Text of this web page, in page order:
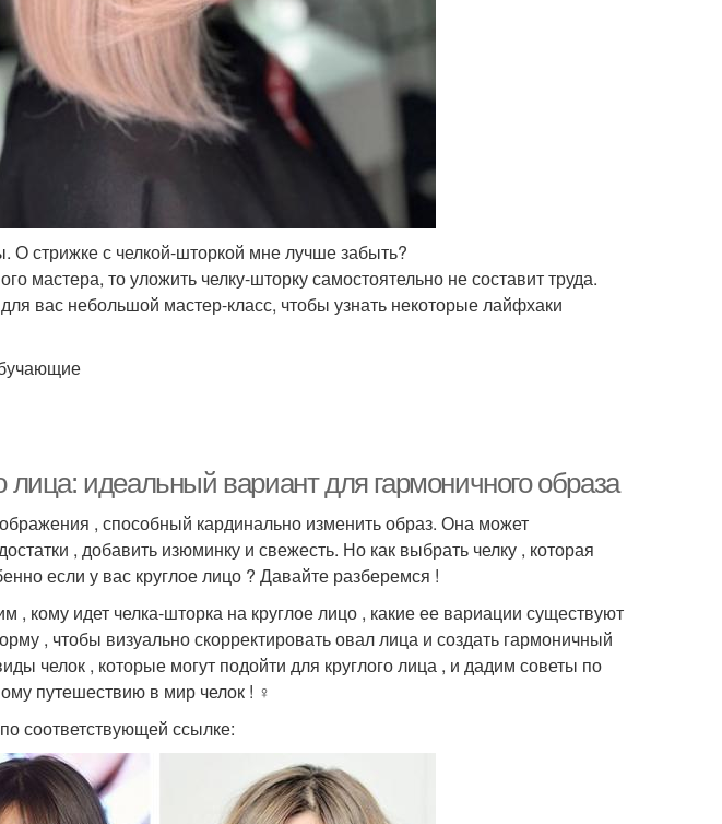
стрижке с челкой-шторкой мне лучше забыть?
мастера, то уложить челку-шторку самостоятельно не составит труда.
вас небольшой мастер-класс, чтобы узнать некоторые лайфхаки
лица: идеальный вариант для гармоничного образа
, способный кардинально изменить образ. Она может
, добавить изюминку и свежесть. Но как выбрать челку , которая
если у вас круглое лицо ? Давайте разберемся !
, кому идет челка-шторка на круглое лицо , какие ее вариации существуют
, чтобы визуально скорректировать овал лица и создать гармоничный
челок , которые могут подойти для круглого лица , и дадим советы по
путешествию в мир челок ! ‍♀️
соответствующей ссылке: